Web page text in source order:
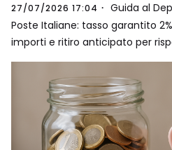
27/07/2026 17:04
Guida al
Poste Italiane: tasso garantito
importi e ritiro anticipato per